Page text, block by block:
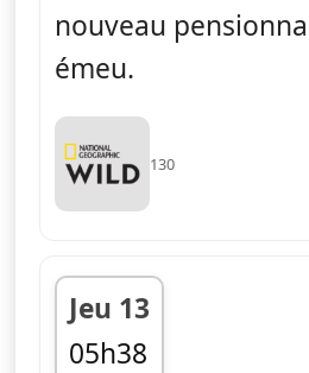
nouveau
émeu.
130
Jeu 13
05h38